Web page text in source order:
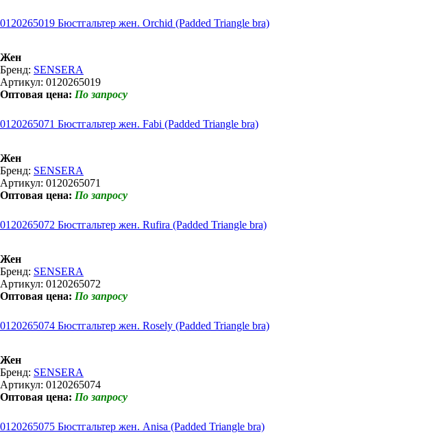
0120265019 Бюстгальтер жен. Orchid (Padded Triangle bra)
Жен
Бренд: SENSERA
Артикул: 0120265019
Оптовая цена: По запросу
0120265071 Бюстгальтер жен. Fabi (Padded Triangle bra)
Жен
Бренд: SENSERA
Артикул: 0120265071
Оптовая цена: По запросу
0120265072 Бюстгальтер жен. Rufira (Padded Triangle bra)
Жен
Бренд: SENSERA
Артикул: 0120265072
Оптовая цена: По запросу
0120265074 Бюстгальтер жен. Rosely (Padded Triangle bra)
Жен
Бренд: SENSERA
Артикул: 0120265074
Оптовая цена: По запросу
0120265075 Бюстгальтер жен. Anisa (Padded Triangle bra)